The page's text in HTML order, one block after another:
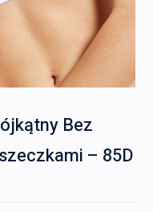
Bez
– 85D